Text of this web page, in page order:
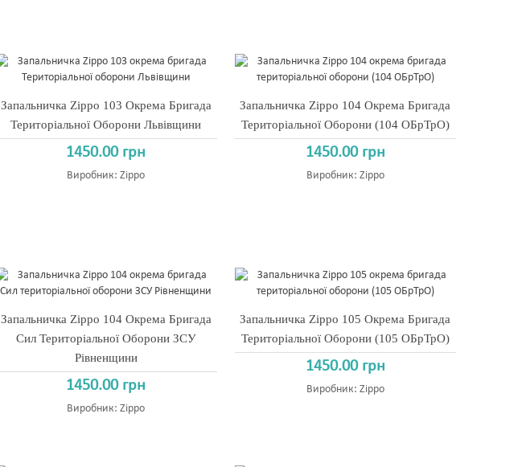
Запальничка Zippo 103 Окрема Бригада
Територіальної Оборони Львівщини
1450.00 грн
Виробник:Zippo
Запальничка Zippo 104 Окрема Бригада
Територіальної Оборони (104 ОБрТрО)
1450.00 грн
Виробник: Zippo
Запальничка Zippo 104 Окрема Бригада
Сил Територіальної Оборони ЗСУ
Рівненщини
1450.00 грн
Виробник:Zippo
Запальничка Zippo 105 Окрема Бригада
Територіальної Оборони (105 ОБрТрО)
1450.00 грн
Виробник: Zippo